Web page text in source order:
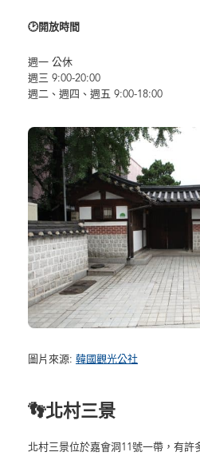
🕑開放時間
週一 公休
週三 9:00-20:00
週二、週四、週五 9:00-18:00
圖片來源: 韓國觀光公社
👣北村三景
北村三景位於嘉會洞11號一帶，有許